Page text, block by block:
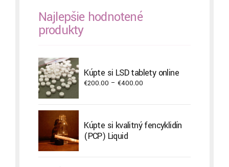
Najlepšie hodnotené
produkty
Kúpte si LSD tablety online
€200.00 – €400.00
€400.00
Kúpte si kvalitný fencyklidín
(PCP) Liquid